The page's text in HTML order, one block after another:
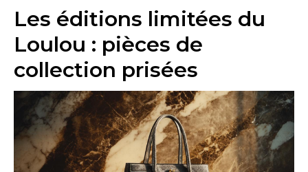
Les éditions limitées du
Loulou : pièces de
collection prisées